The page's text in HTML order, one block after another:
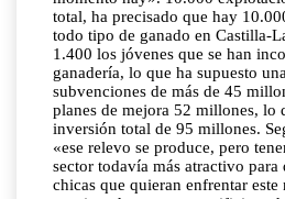
total, ha precisado que hay
todo tipo de ganado en Castilla-
1.400 los jóvenes que se han
ganadería, lo que ha supuesto
subvenciones de más de 45
planes de mejora 52 millones, lo
inversión total de 95 millones.
«ese relevo se produce, pero
sector todavía más atractivo
chicas que quieran enfrentar este